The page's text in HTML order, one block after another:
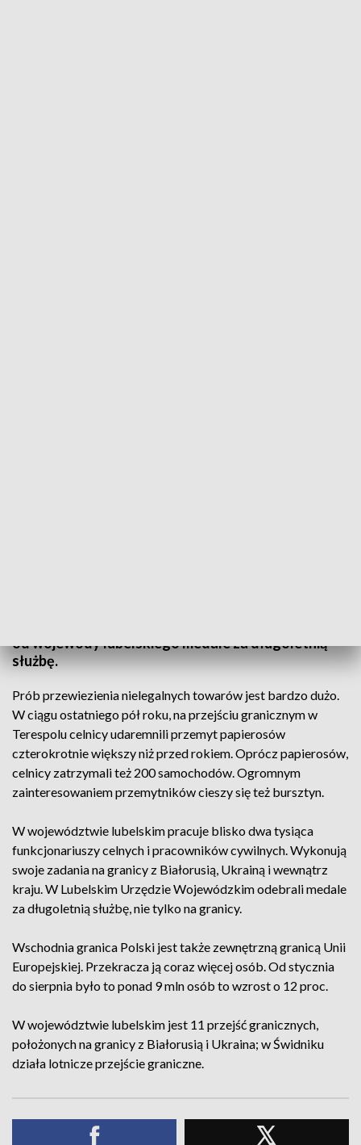
od wojewody lubelskiego medale za długoletnią
służbę.
Prób przewiezienia nielegalnych towarów jest bardzo dużo.
W ciągu ostatniego pół roku, na przejściu granicznym w
Terespolu celnicy udaremnili przemyt papierosów
czterokrotnie większy niż przed rokiem. Oprócz papierosów,
celnicy zatrzymali też 200 samochodów. Ogromnym
zainteresowaniem przemytników cieszy się też bursztyn.
W województwie lubelskim pracuje blisko dwa tysiąca
funkcjonariuszy celnych i pracowników cywilnych. Wykonują
swoje zadania na granicy z Białorusią, Ukrainą i wewnątrz
kraju. W Lubelskim Urzędzie Wojewódzkim odebrali medale
za długoletnią służbę, nie tylko na granicy.
Wschodnia granica Polski jest także zewnętrzną granicą Unii
Europejskiej. Przekracza ją coraz więcej osób. Od stycznia
do sierpnia było to ponad 9 mln osób to wzrost o 12 proc.
W województwie lubelskim jest 11 przejść granicznych,
położonych na granicy z Białorusią i Ukraina; w Świdniku
działa lotnicze przejście graniczne.